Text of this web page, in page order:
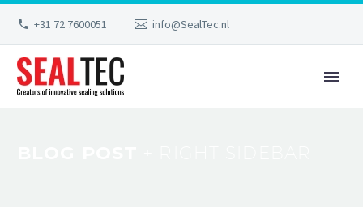
+31 72 7600051 info@SealTec.nl